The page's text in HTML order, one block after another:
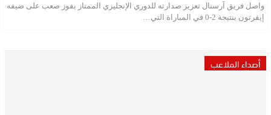
واصل فريق آرسنال تعزيز صدارته للدوري الإنجليزي الممتاز بفوز صعب على ضيفه
إيفرتون بنتيجة 2-0 في المباراة التي…
أصداء الملاعب